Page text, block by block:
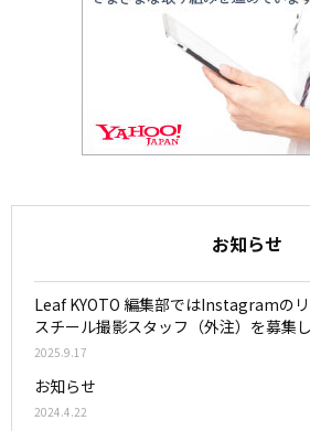
お知らせ
Leaf KYOTO 編集部ではInstagramの
スチール撮影スタッフ（外注）を募集
2025.9.17
お知らせ
2024.4.22